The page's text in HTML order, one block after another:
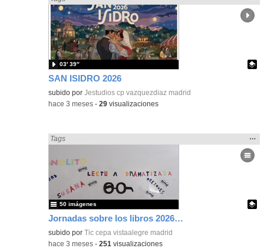
SAN ISIDRO 2026
la
Contenido educativo.
subido porJestudios cp vazquezdiaz madrid
03′ 39″
-hace 3 meses -29 visualizaciones
Jornadas sobre los libros 2026 CEPA Vista Alegre
Encontrado «Fiestas» en:
Tags
la
…
Contenido educativo.
subido porTic cepa vistaalegre madrid
50 imágenes
-hace 3 meses -251 visualizaciones